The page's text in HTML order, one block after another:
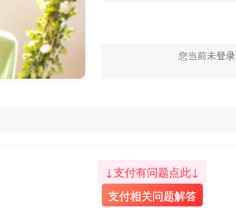
您当前未登录
↓支付有问题点此↓
支付相关问题解答